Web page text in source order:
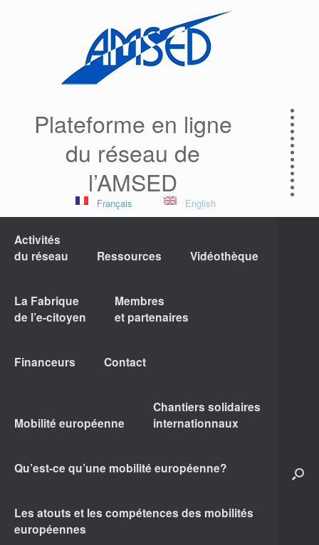
Plateforme en ligne
du réseau de
l’AMSED
Français English
Activités
du réseau
Ressources Vidéothèque
La Fabrique
de l’e-citoyen
Membres
et partenaires
Financeurs Contact
Mobilité européenne
Chantiers solidaires
internationnaux
Qu’est-ce qu’une mobilité européenne?
Les atouts et les compétences des mobilités
européennes